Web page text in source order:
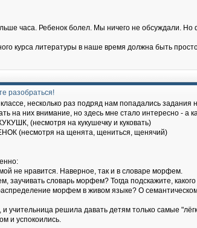
часа. Ребенок болел. Мы ничего не обсуждали.
курса литературы в наше время должна быть
разобраться!
несколько раз подряд нам попадались
на них внимание, но здесь мне стало интересно - а
(несмотря на кукушечку и куковать)
(несмотря на щенята, щениться, щенячий)
не нравится. Наверное, так и в словаре морфем.
заучивать словарь морфем? Тогда подскажите,
морфем в живом языке? О
и учительница решила давать детям только самые
и успокоились.